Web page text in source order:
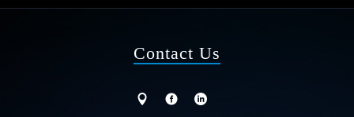
Contact Us